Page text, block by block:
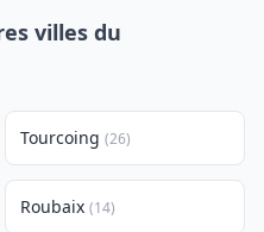
villes du
Tourcoing (26)
Roubaix (14)